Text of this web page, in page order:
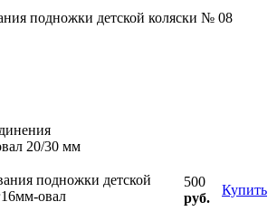
подножки детской коляски № 08
20/30 мм
подножки детской
овал
500
руб.
Купить